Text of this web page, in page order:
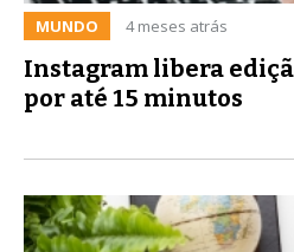
MUNDO 4 meses atrás
Instagram libera
por até 15 minutos